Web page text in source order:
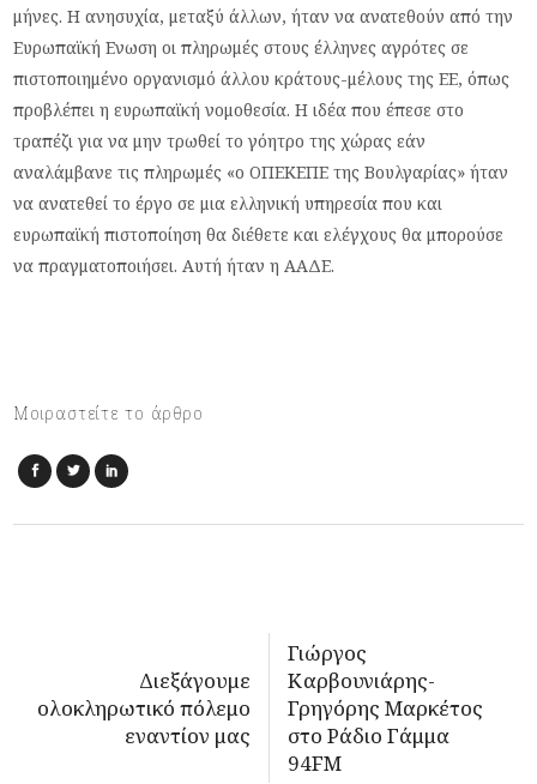
μήνες. Η ανησυχία, μεταξύ άλλων, ήταν να ανατεθούν από την
Ευρωπαϊκή Ενωση οι πληρωμές στους έλληνες αγρότες σε
πιστοποιημένο οργανισμό άλλου κράτους-μέλους της ΕΕ, όπως
προβλέπει η ευρωπαϊκή νομοθεσία. Η ιδέα που έπεσε στο
τραπέζι για να μην τρωθεί το γόητρο της χώρας εάν
αναλάμβανε τις πληρωμές «ο ΟΠΕΚΕΠΕ της Βουλγαρίας» ήταν
να ανατεθεί το έργο σε μια ελληνική υπηρεσία που και
ευρωπαϊκή πιστοποίηση θα διέθετε και ελέγχους θα μπορούσε
να πραγματοποιήσει. Αυτή ήταν η ΑΑΔΕ.
Μοιραστείτε το άρθρο
Διεξάγουμε
ολοκληρωτικό πόλεμο
εναντίον μας
Γιώργος
Καρβουνιάρης-
Γρηγόρης Μαρκέτος
στο Ράδιο Γάμμα
94FM